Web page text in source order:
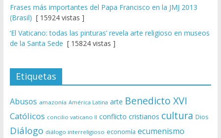
Frases más importantes del Papa Francisco en la JMJ 2013
(Brasil) [ 15924 vistas ]
‘El Vaticano: todas las pinturas’ revela arte religioso en museos
de la Santa Sede [ 15824 vistas ]
Etiquetas
Abusos amazonía América Latina arte Benedicto XVI
Católicos concilio vaticano II conflicto cristianos cultura Dios
Diálogo diálogo interreligioso economía ecumenismo